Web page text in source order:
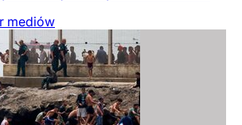
mediów